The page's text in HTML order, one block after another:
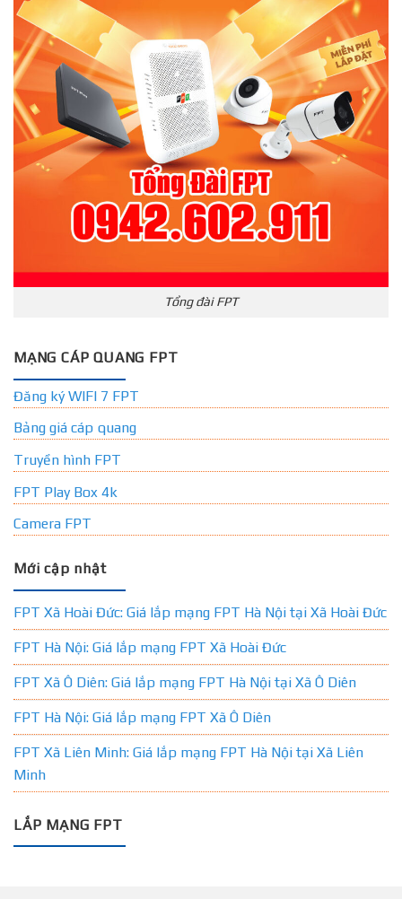
Tổng đài FPT
MẠNG CÁP QUANG FPT
Đăng ký WIFI 7 FPT
Bảng giá cáp quang
Truyền hình FPT
FPT Play Box 4k
Camera FPT
Mới cập nhật
FPT Xã Hoài Đức: Giá lắp mạng FPT Hà Nội tại Xã Hoài Đức
FPT Hà Nội: Giá lắp mạng FPT Xã Hoài Đức
FPT Xã Ô Diên: Giá lắp mạng FPT Hà Nội tại Xã Ô Diên
FPT Hà Nội: Giá lắp mạng FPT Xã Ô Diên
FPT Xã Liên Minh: Giá lắp mạng FPT Hà Nội tại Xã Liên
Minh
LẮP MẠNG FPT